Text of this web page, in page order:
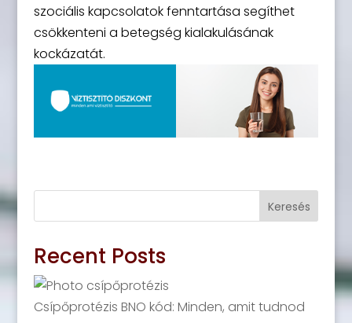
szociális kapcsolatok fenntartása segíthet
csökkenteni a betegség kialakulásának
kockázatát.
Keresés
Recent Posts
Csípőprotézis BNO kód: Minden, amit tudnod